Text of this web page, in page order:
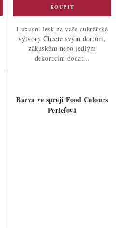
Luxusní lesk na vaše cukrářské
výtvory Chcete svým dortům,
zákuskům nebo jedlým
dekoracím dodat...
Barva ve spreji Food Colours
Perleťová